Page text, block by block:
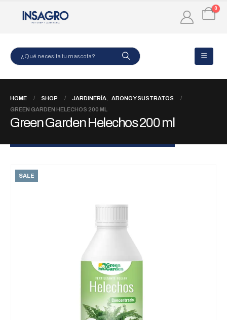
0
HOME SHOP JARDINERÍA
ABONO Y SUSTRATOS
GREEN GARDEN HELECHOS 200 ML
Green Garden Helechos 200 ml
SALE